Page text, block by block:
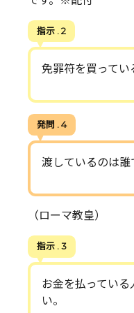
指示 . 2
免罪符を買ってい
発問 . 4
渡しているのは誰
（ローマ教皇）
指示 . 3
お金を払ってい
い。